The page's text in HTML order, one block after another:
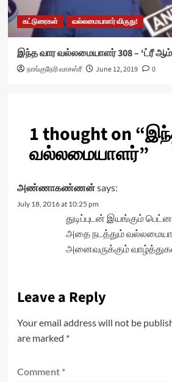
கட்டுரைகள் வல்லமையாளர் விருது!
இந்த வார வல்லமையாளர் 308 – ‘ட்ரீ
நாங்குநேரி வாசஸ்ரீ June 12, 2019 0
1 thought on “
வல்லமையாளர்”
அண்ணாகண்ணன்says:
July 18, 2016 at 10:25 pm
துடிப்புடன் இயங்கும்
அதை நடத்தும்
அனைவருக்கும்
Leave a Reply
Your email address will not be
are marked *
Comment *